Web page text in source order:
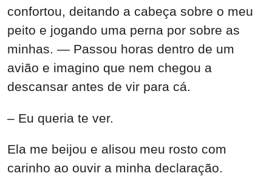
confortou, deitando a cabeça sobre o meu
peito e jogando uma perna por sobre as
minhas. — Passou horas dentro de um
avião e imagino que nem chegou a
descansar antes de vir para cá.
– Eu queria te ver.
Ela me beijou e alisou meu rosto com
carinho ao ouvir a minha declaração.